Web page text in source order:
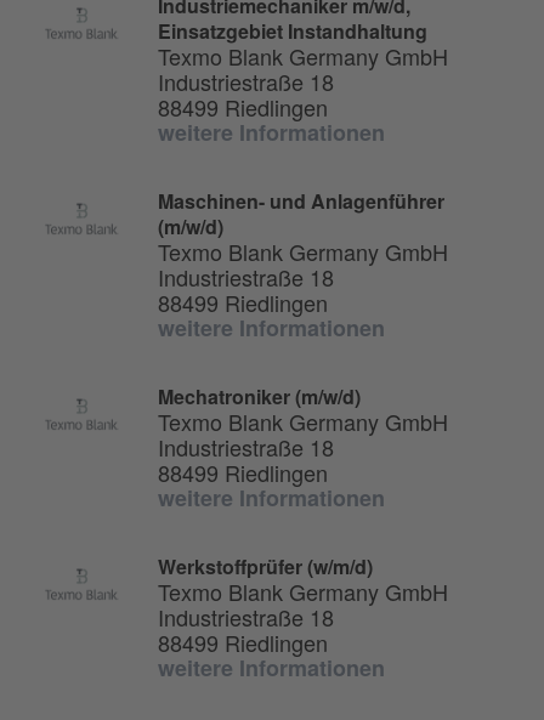
Einsatzgebiet Instandhaltung
Texmo Blank Germany GmbH
Industriestraße 18
88499 Riedlingen
weitere Informationen
Maschinen- und Anlagenführer
(m/w/d)
Texmo Blank Germany GmbH
Industriestraße 18
88499 Riedlingen
weitere Informationen
Mechatroniker (m/w/d)
Texmo Blank Germany GmbH
Industriestraße 18
88499 Riedlingen
weitere Informationen
Werkstoffprüfer (w/m/d)
Texmo Blank Germany GmbH
Industriestraße 18
88499 Riedlingen
weitere Informationen